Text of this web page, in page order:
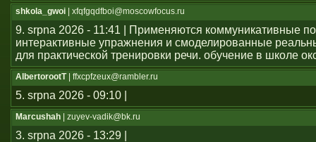
shkola_gwoi | xfqfgqdfboi@moscowfocus.ru
9. srpna 2026 - 11:41 | Применяются коммуникативные
интерактивные упражнения и смоделированные
для практической тренировки речи. обучение в школе
AlbertorootT| ffxcpfzeux@rambler.ru
5. srpna 2026 - 09:10 |
Marcushah | zuyev-vadik@bk.ru
3. srpna 2026 - 13:29 |